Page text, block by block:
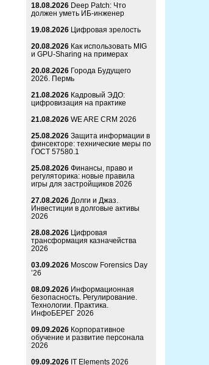
18.08.2026 Deep Patch: Что
должен уметь ИБ-инженер
19.08.2026 Цифровая зрелость
20.08.2026 Как использовать MIG
и GPU-Sharing на примерах
20.08.2026 Города Будущего
2026. Пермь
21.08.2026 Кадровый ЭДО:
цифровизация на практике
21.08.2026 WE ARE CRM 2026
25.08.2026 Защита информации в
финсекторе: технические меры по
ГОСТ 57580.1
25.08.2026 Финансы, право и
регуляторика: новые правила
игры для застройщиков 2026
27.08.2026 Долги и Джаз.
Инвестиции в долговые активы
2026
28.08.2026 Цифровая
трансформация казначейства
2026
03.09.2026 Moscow Forensics Day
’26
08.09.2026 Информационная
безопасность. Регулирование.
Технологии. Практика.
ИнфоБЕРЕГ 2026
09.09.2026 Корпоративное
обучение и развитие персонала
2026
09.09.2026 IT Elements 2026